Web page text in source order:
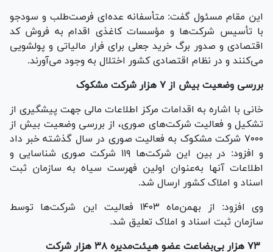
این مقام مسئول گفت: متأسفانه عده‌ای فرصت‌طلب و سودجو
با تأسیس شرکت‌ها و مؤسسات کاغذی اقدام به فروش کد
اقتصادی و صدور برگ خرید جعلی برای فرار مالیاتی و پولشویی
می‌کنند و در نظام اقتصادی کشور اختلال به وجود می‌آورند.
بررسی وضعیت بیش از ۷ هزار شرکت مشکوک
خانی با اشاره به اقدامات مرکز اطلاعات مالی جهت پیشگیری از
تشکیل و فعالیت شرکت‌های صوری، از بررسی وضعیت بیش از
۷۰۰۰ شرکت مشکوک به فعالیت صوری در سال گذشته خبر داد
و افزود: در بین این شرکت‌ها ۱۱۹ شرکت صوری شناسایی و
اطلاعات آنها به‌عنوان اولین فهرست سیاه به سازمان ثبت
اسناد و املاک کشور ارسال شد.
وی افزود: از بهمن‌ماه ۱۴۰۳ فعالیت این شرکت‌ها توسط
سازمان ثبت اسناد و املاک تعلیق شد.